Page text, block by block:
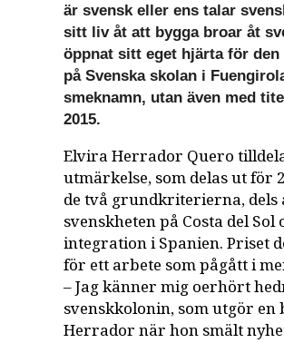
är svensk eller ens talar
sitt liv åt att bygga broar åt
öppnat sitt eget hjärta för den
på Svenska skolan i
smeknamn, utan även med
2015.
Elvira Herrador Quero
utmärkelse, som delas ut för
de två grundkriterierna,
svenskheten på Costa del
integration i Spanien. Priset
för ett arbete som pågått i
– Jag känner mig oerhört
svenskkolonin, som utgör
Herrador när hon smält